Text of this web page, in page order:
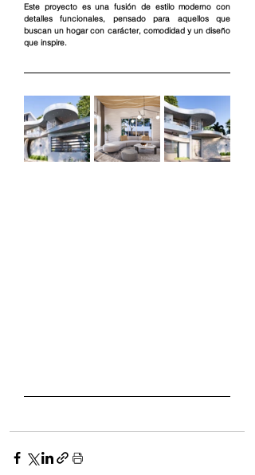
Este proyecto es una fusión de estilo moderno con
detalles funcionales, pensado para aquellos que
buscan un hogar con carácter, comodidad y un diseño
que inspire.